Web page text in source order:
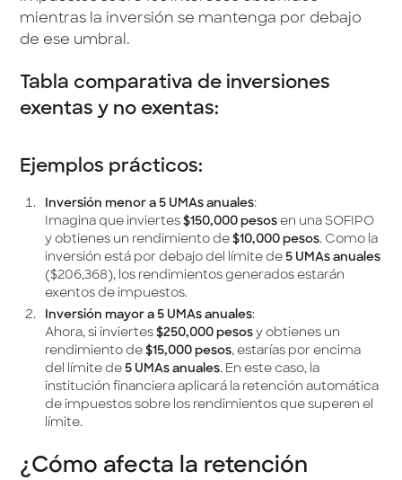
mientras la inversión se mantenga por debajo
de ese umbral.
Tabla comparativa de inversiones
exentas y no exentas:
Ejemplos prácticos:
Inversión menor a 5 UMAs anuales:
Imagina que inviertes$150,000 pesos en una SOFIPO
y obtienes un rendimiento de$10,000 pesos. Como la
inversión está por debajo del límite de5 UMAs anuales
($206,368), los rendimientos generados estarán
exentos de impuestos.
Inversión mayor a 5 UMAs anuales:
Ahora, si inviertes$250,000 pesos y obtienes un
rendimiento de$15,000 pesos, estarías por encima
del límite de5 UMAs anuales. En este caso, la
institución financiera aplicará la retención automática
de impuestos sobre los rendimientos que superen el
límite.
¿Cómo afecta la retención